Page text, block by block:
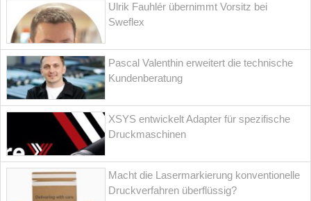
Ulrik Fauhlér übernimmt Vorsitz bei
Sweflex
Pascal Valenthin erweitert die technische
Kundenberatung
XSYS entwickelt Adapter für spezifische
Druckmaschinen
Macht die Lasermarkierung konventionelle
Druckverfahren überflüssig?